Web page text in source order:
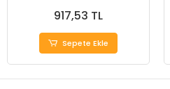
917,53 TL
Sepete Ekle